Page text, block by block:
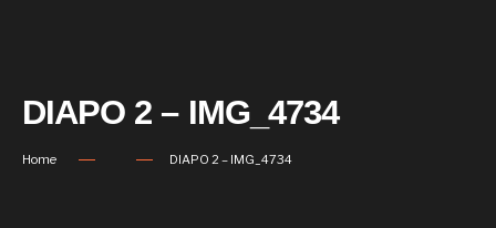
DIAPO 2 – IMG_4734
Home DIAPO 2 – IMG_4734